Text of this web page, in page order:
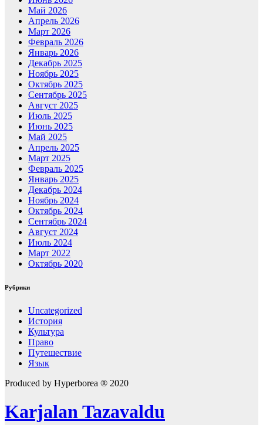
Май 2026
Апрель 2026
Март 2026
Февраль 2026
Январь 2026
Декабрь 2025
Ноябрь 2025
Октябрь 2025
Сентябрь 2025
Август 2025
Июль 2025
Июнь 2025
Май 2025
Апрель 2025
Март 2025
Февраль 2025
Январь 2025
Декабрь 2024
Ноябрь 2024
Октябрь 2024
Сентябрь 2024
Август 2024
Июль 2024
Март 2022
Октябрь 2020
Рубрики
Uncategorized
История
Культура
Право
Путешествие
Язык
Produced by Hyperborea ® 2020
Karjalan Tazavaldu